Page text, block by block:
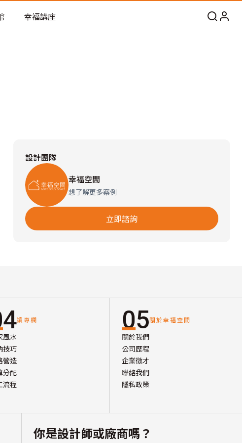
幸福講座
設計團隊
幸福空間
想了解更多案例
立即諮詢
讀專欄
風水
技巧
營造
分配
流程
05關於幸福空間
關於我們
公司歷程
企業徵才
聯絡我們
隱私政策
你是設計師或廠商嗎？